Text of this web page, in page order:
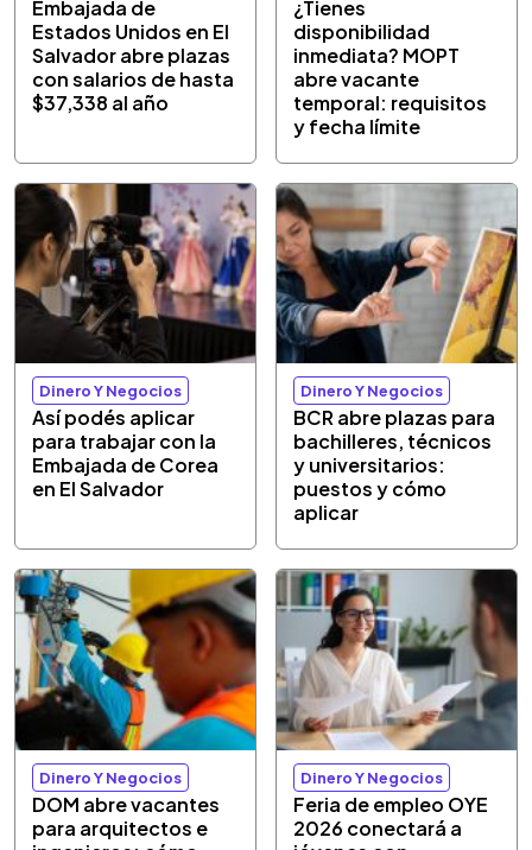
Embajada de
Estados Unidos en El
Salvador abre plazas
con salarios de hasta
$37,338 al año
¿Tienes
disponibilidad
inmediata? MOPT
abre vacante
temporal: requisitos
y fecha límite
Dinero Y Negocios
Así podés aplicar
para trabajar con la
Embajada de Corea
en El Salvador
Dinero Y Negocios
BCR abre plazas para
bachilleres, técnicos
y universitarios:
puestos y cómo
aplicar
Dinero Y Negocios
DOM abre vacantes
para arquitectos e
Dinero Y Negocios
Feria de empleo OYE
2026 conectará a